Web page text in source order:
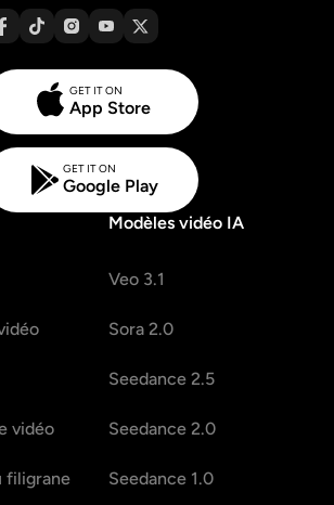
GET IT ON
App Store
GET IT ON
Google Play
vidéo
filigrane
Modèles vidéo IA
Veo 3.1
Sora 2.0
Seedance 2.5
Seedance 2.0
Seedance 1.0